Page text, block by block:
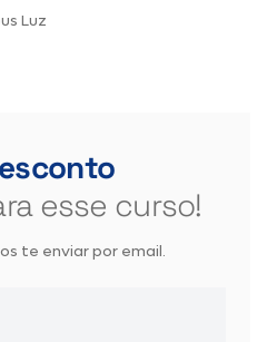
Luz
esse curso!
te enviar por email.